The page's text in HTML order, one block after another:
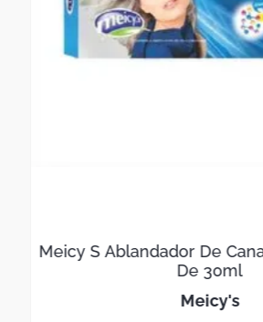
Meicy S Ablandador De
De 30ml
meicy's